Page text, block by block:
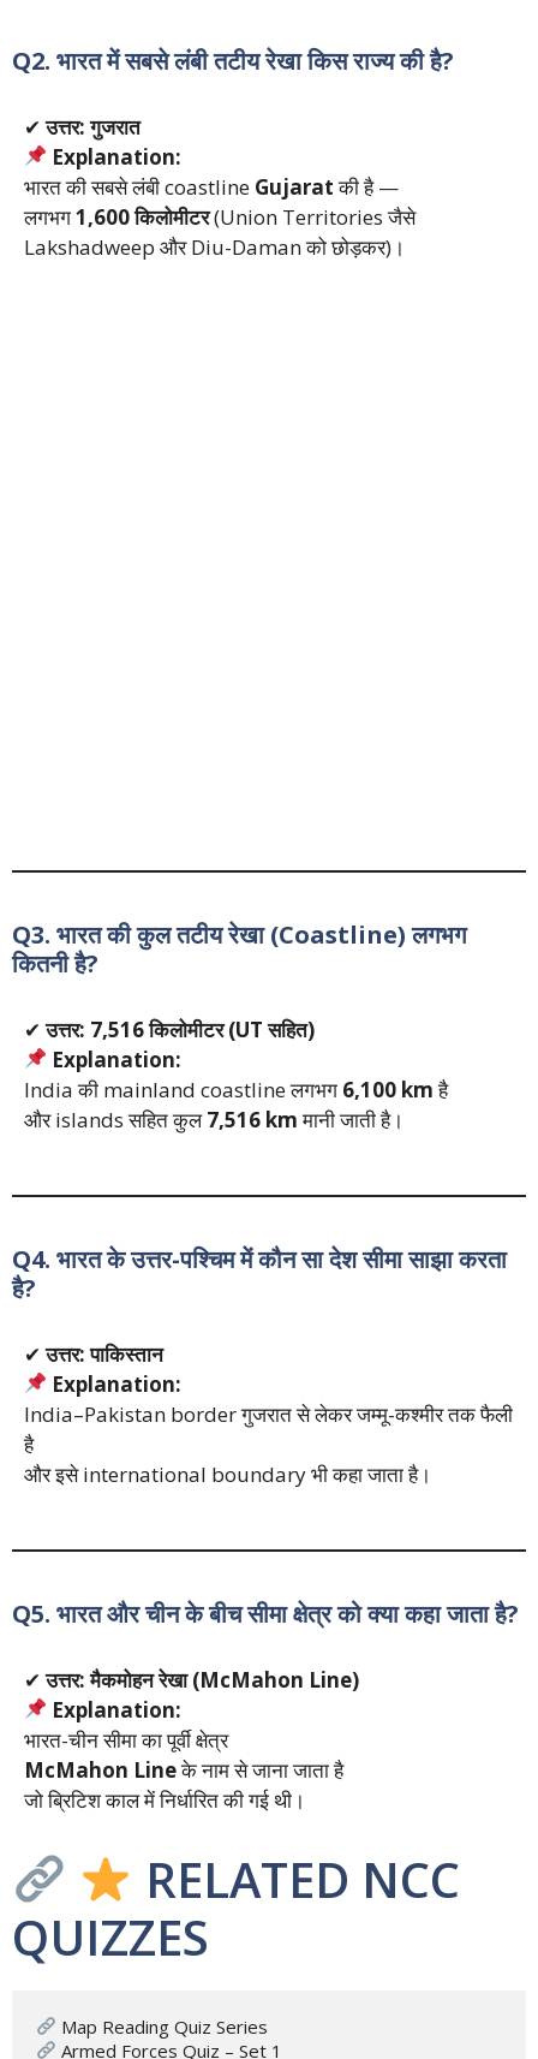
Q2. भारत में सबसे लंबी तटीय रेखा किस राज्य की है?
✔उत्तर: गुजरात
Explanation:
भारत की सबसे लंबी coastline Gujaratकी है —
लगभग1,600 किलोमीटर(Union Territories जैसे
Lakshadweep और Diu-Daman को छोड़कर)।
Q3. भारत की कुल तटीय रेखा (Coastline) लगभग
कितनी है?
✔उत्तर: 7,516 किलोमीटर (UT सहित)
Explanation:
India की mainland coastline लगभग 6,100 kmहै
और islands सहित कुल7,516 kmमानी जाती है।
Q4. भारत के उत्तर-पश्चिम में कौन सा देश सीमा साझा करता
है?
✔उत्तर: पाकिस्तान
Explanation:
India–Pakistan border गुजरात से लेकर जम्मू-कश्मीर तक फैली
है
और इसे international boundary भी कहा जाता है।
Q5. भारत और चीन के बीच सीमा क्षेत्र को क्या कहा जाता है?
✔उत्तर: मैकमोहन रेखा (McMahon Line)
Explanation:
भारत-चीन सीमा का पूर्वी क्षेत्र
McMahon Lineके नाम से जाना जाता है
जो ब्रिटिश काल में निर्धारित की गई थी।
RELATED NCC
QUIZZES